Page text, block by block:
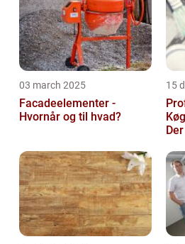
03 march 2025
Facadeelementer -
Hvornår og til hvad?
15